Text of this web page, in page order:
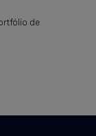
de